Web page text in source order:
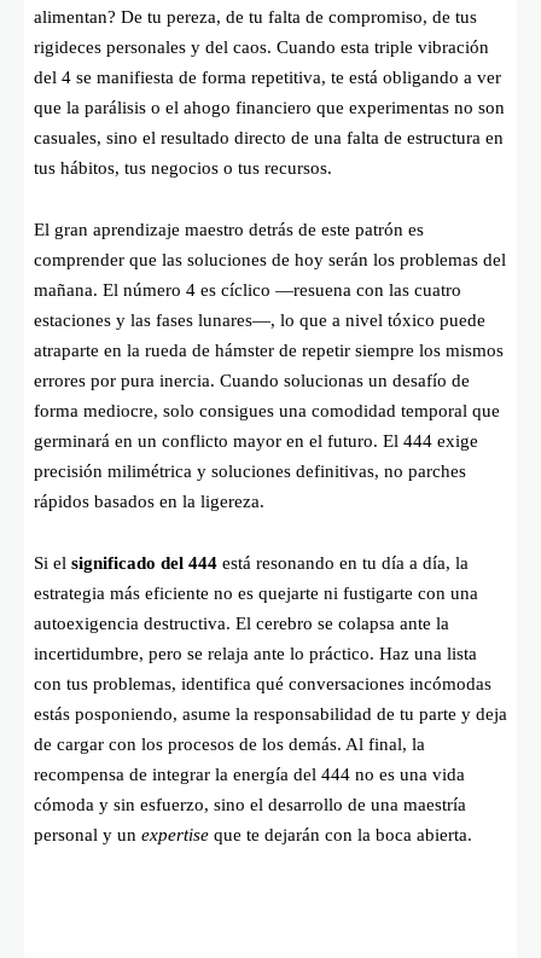
alimentan? De tu pereza, de tu falta de compromiso, de tus
rigideces personales y del caos. Cuando esta triple vibración
del 4 se manifiesta de forma repetitiva, te está obligando a ver
que la parálisis o el ahogo financiero que experimentas no son
casuales, sino el resultado directo de una falta de estructura en
tus hábitos, tus negocios o tus recursos.
El gran aprendizaje maestro detrás de este patrón es
comprender que las soluciones de hoy serán los problemas del
mañana. El número 4 es cíclico —resuena con las cuatro
estaciones y las fases lunares—, lo que a nivel tóxico puede
atraparte en la rueda de hámster de repetir siempre los mismos
errores por pura inercia. Cuando solucionas un desafío de
forma mediocre, solo consigues una comodidad temporal que
germinará en un conflicto mayor en el futuro. El 444 exige
precisión milimétrica y soluciones definitivas, no parches
rápidos basados en la ligereza.
Si el significado del 444 está resonando en tu día a día, la
estrategia más eficiente no es quejarte ni fustigarte con una
autoexigencia destructiva. El cerebro se colapsa ante la
incertidumbre, pero se relaja ante lo práctico. Haz una lista
con tus problemas, identifica qué conversaciones incómodas
estás posponiendo, asume la responsabilidad de tu parte y deja
de cargar con los procesos de los demás. Al final, la
recompensa de integrar la energía del 444 no es una vida
cómoda y sin esfuerzo, sino el desarrollo de una maestría
personal y un expertise que te dejarán con la boca abierta.